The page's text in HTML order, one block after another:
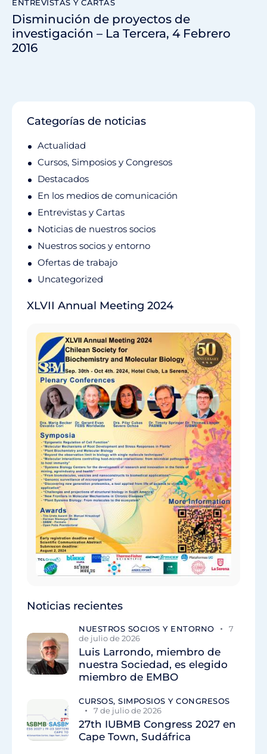
ENTREVISTAS Y CARTAS
Disminución de proyectos de
investigación – La Tercera, 4 Febrero
2016
Categorías de noticias
Actualidad
Cursos, Simposios y Congresos
Destacados
En los medios de comunicación
Entrevistas y Cartas
Noticias de nuestros socios
Nuestros socios y entorno
Ofertas de trabajo
Uncategorized
XLVII Annual Meeting 2024
Noticias recientes
NUESTROS SOCIOS Y ENTORNO
7
de julio de 2026
Luis Larrondo, miembro de
nuestra Sociedad, es elegido
miembro de EMBO
CURSOS, SIMPOSIOS Y CONGRESOS
7 de julio de 2026
27th IUBMB Congress 2027 en
Cape Town, Sudáfrica